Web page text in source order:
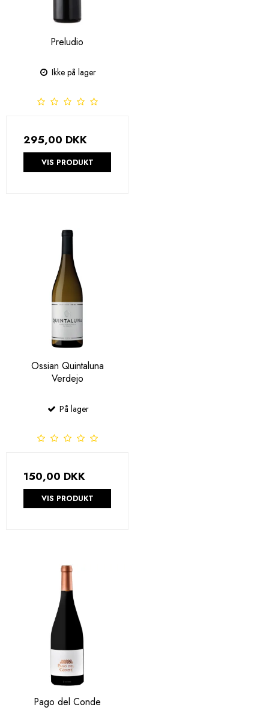
Preludio
Ikke på lager
295,00 DKK
VIS PRODUKT
Ossian Quintaluna
Verdejo
På lager
150,00 DKK
VIS PRODUKT
Pago del Conde